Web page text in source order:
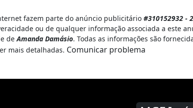
fazem parte do anúncio publicitário #310152932 -
ou de qualquer informação associada a este
deAmanda Damásio. Todas as informações são
mais detalhadas. Comunicar problema